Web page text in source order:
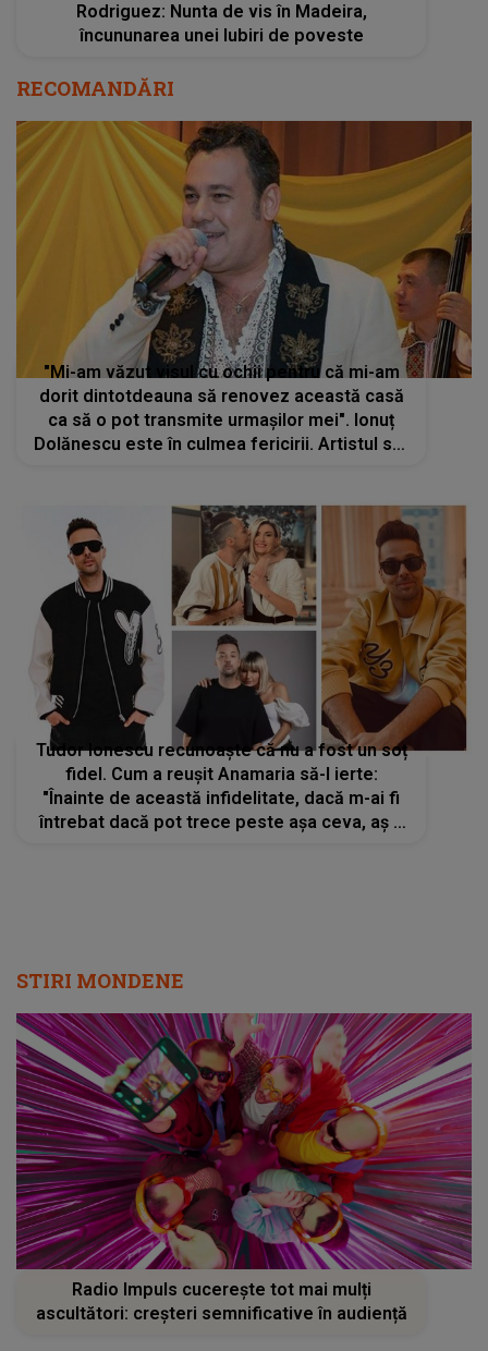
Rodriguez: Nunta de vis în Madeira,
încununarea unei Iubiri de poveste
RECOMANDĂRI
"Mi-am văzut visul cu ochii pentru că mi-am
dorit dintotdeauna să renovez această casă
ca să o pot transmite urmașilor mei". Ionuț
Dolănescu este în culmea fericirii. Artistul s-a
Tudor Ionescu recunoaște că nu a fost un soț
fidel. Cum a reușit Anamaria să-l ierte:
"Înainte de această infidelitate, dacă m-ai fi
întrebat dacă pot trece peste așa ceva, aș fi
STIRI MONDENE
Radio Impuls cucerește tot mai mulți
ascultători: creșteri semnificative în audiență